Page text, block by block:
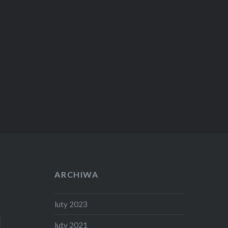
ARCHIWA
luty 2023
luty 2021